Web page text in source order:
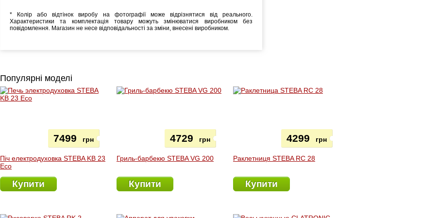
* Колір або відтінок виробу на фотографії може відрізнятися від реального.
Характеристики та комплектація товару можуть змінюватися виробником без
повідомлення. Магазин не несе відповідальності за зміни, внесені виробником.
Популярні моделі
Піч електродуховка STEBA KB 23
Eco
7499 грн
Купити
Гриль-барбекю STEBA VG 200
4729 грн
Купити
Раклетниця STEBA RC 28
4299 грн
Купити